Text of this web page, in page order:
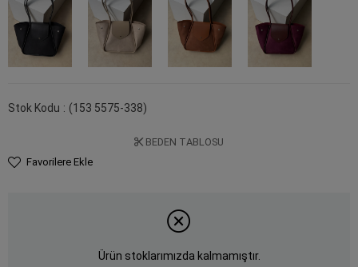
Stok Kodu (153 5575-338)
BEDEN TABLOSU
Favorilere Ekle
Ürün stoklarımızda kalmamıştır.